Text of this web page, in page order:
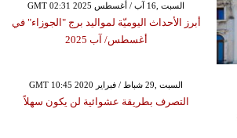
GMT 02:31 2025 السبت ,16 آب / أغسطس
أبرز الأحداث اليوميّة لمواليد برج "الجوزاء" في
أغسطس/ آب 2025
GMT 10:45 2020 السبت ,29 شباط / فبراير
التصرف بطريقة عشوائية لن يكون سهلاً